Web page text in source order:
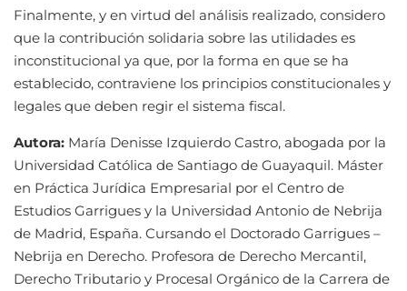
Finalmente, y en virtud del análisis realizado, considero
que la contribución solidaria sobre las utilidades es
inconstitucional ya que, por la forma en que se ha
establecido, contraviene los principios constitucionales y
legales que deben regir el sistema fiscal.
Autora: María Denisse Izquierdo Castro, abogada por la
Universidad Católica de Santiago de Guayaquil. Máster
en Práctica Jurídica Empresarial por el Centro de
Estudios Garrigues y la Universidad Antonio de Nebrija
de Madrid, España. Cursando el Doctorado Garrigues –
Nebrija en Derecho. Profesora de Derecho Mercantil,
Derecho Tributario y Procesal Orgánico de la Carrera de